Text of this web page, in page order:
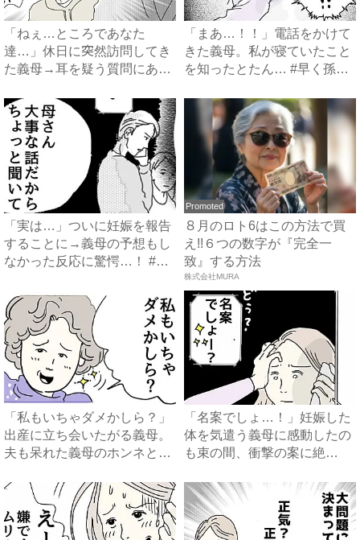
「ねぇ…ところであなた
達…」休日に突然訪問してき
た義母→耳を疑う質問にあ
「まあ…！！」電話をかけて
きた義母。私が寝ていたこと
を知ったとたん… #早く孫
「実は…」ついに妊娠を報告
することに→義母の予想もし
なかった反応に驚愕…！ #
Promoted
８月のロト6はこの方法で買
え!!６つの数字が『完全一
致』する方法
株式会社MURA
「私もいちゃダメかしら？」
出産に立ち会いたがる義母。
夫も呆れた義母のホンネと
「名案でしょ…！」妊娠した
体を気遣う義母に感動したの
も束の間、衝撃の案に絶